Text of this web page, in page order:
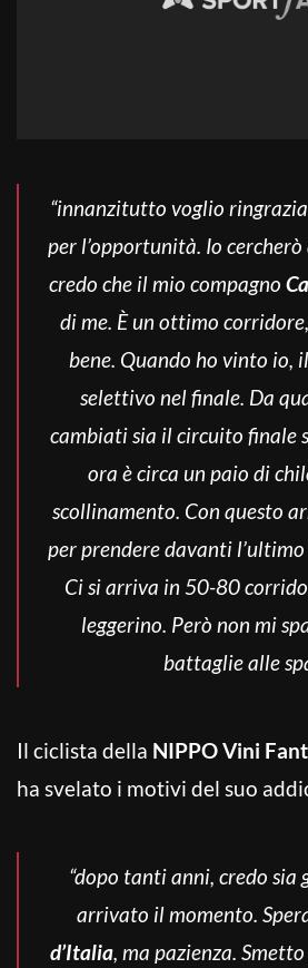
“innanzitutto voglio
per l’opportunità. Io
credo che il mio compagno
di me. È un ottimo
bene. Quando ho vinto io,
selettivo nel finale. Da
cambiati sia il circuito finale
ora è circa un paio di
scollinamento. Con questo
per prendere davanti l’ultimo
Ci si arriva in 50-80
leggerino. Però non mi
battaglie alle
Il ciclista della NIPPO Vini
ha svelato i motivi del suo
“dopo tanti anni, credo sia
arrivato il momento.
d’Italia, ma pazienza.